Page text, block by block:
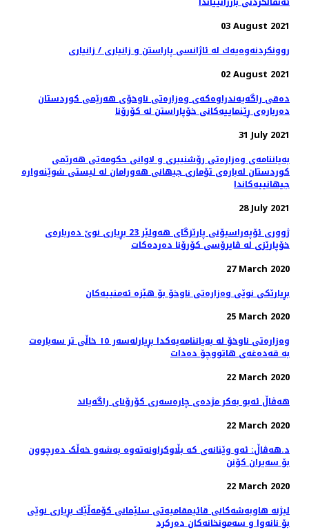
03 August 2021
روونكردنه‌وه‌یه‌ك له‌ ئاژانسی پاراستن و زانیاری / زانیاری
02 August 2021
دەقی راگەیەندراوەکەی وەزارەتی ناوخۆی هەرێمی کوردستان
دەربارەی ڕێنماییەکانی خۆپاراستن لە کۆرۆنا
31 July 2021
بەیاننامەی وەزارەتی رۆشنبیری و لاوانی حکومەتی هەرێمی
کوردستان لەبارەی تۆماری جیهانی هەورامان لە لیستی شوێنەوارە
جیهانییەکاندا
28 July 2021
ژووری ئۆپەراسیۆنی پارێزگای هەولێر 23 بڕیاری نوێ‌ دەربارەی
خۆپارێزی لە ڤایرۆسی كۆرۆنا دەردەكات
27 March 2020
بڕیارێكی نوێی وەزارەتی ناوخۆ بۆ هێزە ئەمنییەكان
25 March 2020
وەزارەتی ناوخۆ لە بەیاننامەیەکدا بڕیارلەسەر ١٥ خاڵی تر سەبارەت
بە قەدەغەی هاتووچۆ دەدات
22 March 2020
هه‌ڤاڵ ئه‌بو به‌كر مژده‌ی چاره‌سه‌ری کۆرۆنای راگه‌یاند
22 March 2020
د.هەڤاڵ: ئەو وێنانەی کە بڵاوکراونەتەوە بەشەو خەڵک دەرچوون
بۆ سەیران کۆنن
22 March 2020
لیژنه‌ هاوبه‌شه‌كانی قائیمقامیه‌تی سلێمانی كۆمه‌ڵێك بڕیاری نوێی
بۆ نانه‌وا و سه‌مونخانه‌كان ده‌ركرد